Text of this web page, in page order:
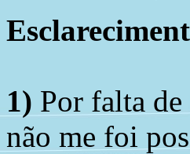
1) Por falta
não me foi